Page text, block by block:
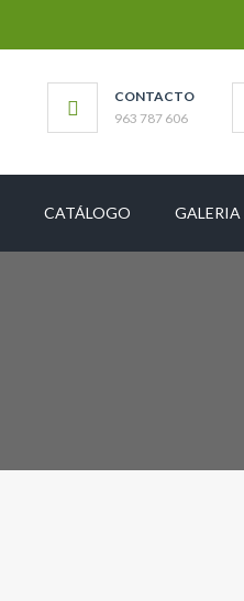
CONTACTO
963 787 606
CATÁLOGO GALERIA